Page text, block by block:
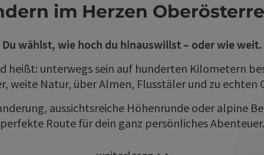
im Herzen
Du wählst, wie hoch du hinauswillst – oder wie weit.
heißt: unterwegs sein auf hunderten Kilometern
weite Natur, über Almen, Flusstäler und zu echten
aussichtsreiche Höhenrunde oder alpine
perfekte Route für dein ganz persönliches Abenteuer.